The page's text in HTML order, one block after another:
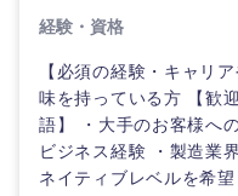
長崎県
大分県
経験・資格
【必須の経験・キャリ
味を持っている方 【歓
語】 ・大手のお客様へ
ビジネス経験 ・製造業
ネイティブレベルを希望